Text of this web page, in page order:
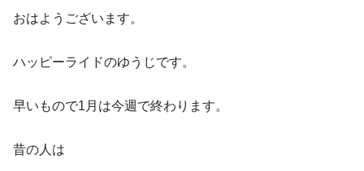
おはようございます。
ハッピーライドのゆうじです。
早いもので1月は今週で終わります。
昔の人は